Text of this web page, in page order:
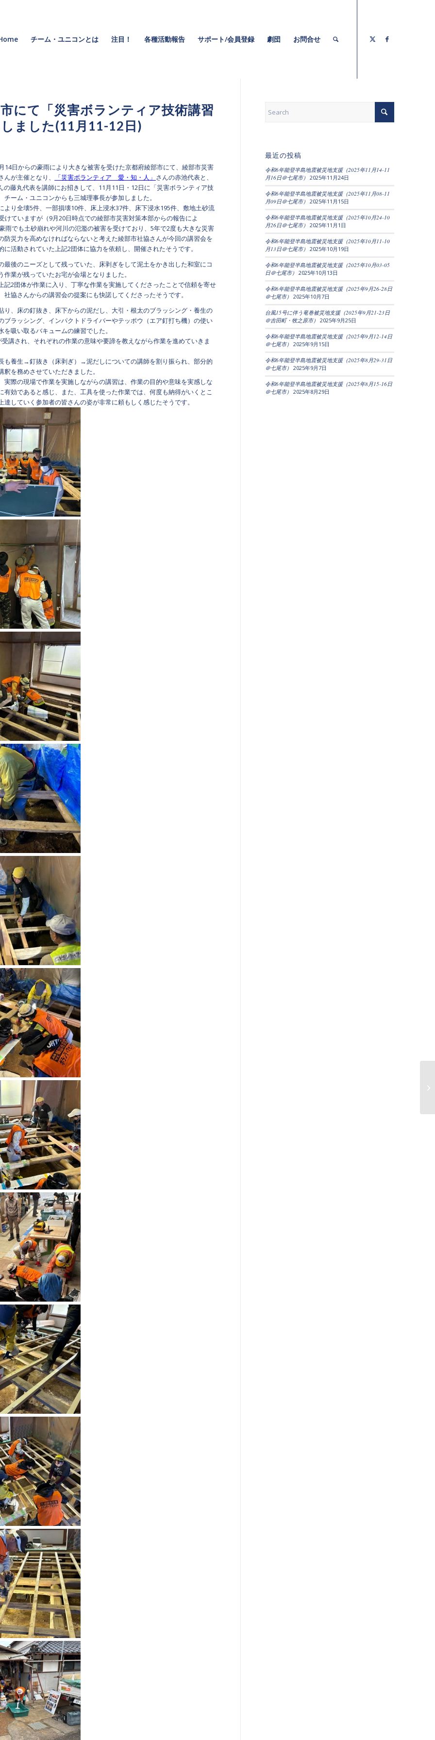
チーム・ユニコンとは 注目！ 各種活動報告 サポート/会員登録 劇団 お問合せ
にて「災害ボランティア技術講習
ました(11月11-12日)
14日からの豪雨により大きな被害を受けた京都府綾部市にて、綾部市災害
が主催となり、
「災害ボランティア 愛・知・人」 さんの赤池代表と、
の藤丸代表を講師にお招きして、11月11日・12日に「災害ボランティア技
ーム・ユニコンからも三城理事長が参加しました。
より全壊5件、一部損壊10件、床上浸水37件、床下浸水195件、敷地土砂流
けていますが（9月20日時点での綾部市災害対策本部からの報告によ
雨でも土砂崩れや河川の氾濫の被害を受けており、5年で2度も大きな災害
防災力を高めなければならないと考えた綾部市社協さんが今回の講習会を
に活動されていた上記2団体に協力を依頼し、開催されたそうです。
最後のニーズとして残っていた、床剥ぎをして泥土をかき出した和室にコ
業が残っていたお宅が会場となりました。
記2団体が作業に入り、丁寧な作業を実施してくださったことで信頼を寄せ
社協さんからの講習会の提案にも快諾してくださったそうです。
り、床の釘抜き、床下からの泥だし、大引・根太のブラッシング・養生の
ブラッシング、インパクトドライバーやテッポウ（エア釘打ち機）の使い
吸い取るバキュームの練習でした。
講され、それぞれの作業の意味や要諦を教えながら作業を進めていきま
も養生→釘抜き（床剥ぎ）→泥だしについての講師を割り振られ、部分的
を務めさせていただきました。
実際の現場で作業を実施しながらの講習は、作業の目的や意味を実感しな
有効であると感じ、また、工具を使った作業では、何度も納得がいくとこ
達していく参加者の皆さんの姿が非常に頼もしく感じたそうです。
最近の投稿
令和6年能登半島地震被災地支援（2025年11月14-11
月16日＠七尾市） 2025年11月24日
令和6年能登半島地震被災地支援（2025年11月08-11
月09日＠七尾市） 2025年11月15日
令和6年能登半島地震被災地支援（2025年10月24-10
月26日＠七尾市） 2025年11月1日
令和6年能登半島地震被災地支援（2025年10月11-10
月13日＠七尾市） 2025年10月19日
令和6年能登半島地震被災地支援（2025年10月03-05
日＠七尾市） 2025年10月13日
令和6年能登半島地震被災地支援（2025年9月26-28日
＠七尾市） 2025年10月7日
台風15号に伴う竜巻被災地支援（2025年9月21-23日
＠吉田町・牧之原市） 2025年9月25日
令和6年能登半島地震被災地支援（2025年9月12-14日
＠七尾市） 2025年9月15日
令和6年能登半島地震被災地支援（2025年8月29-31日
＠七尾市） 2025年9月7日
令和6年能登半島地震被災地支援（2025年8月15-16日
＠七尾市） 2025年8月29日